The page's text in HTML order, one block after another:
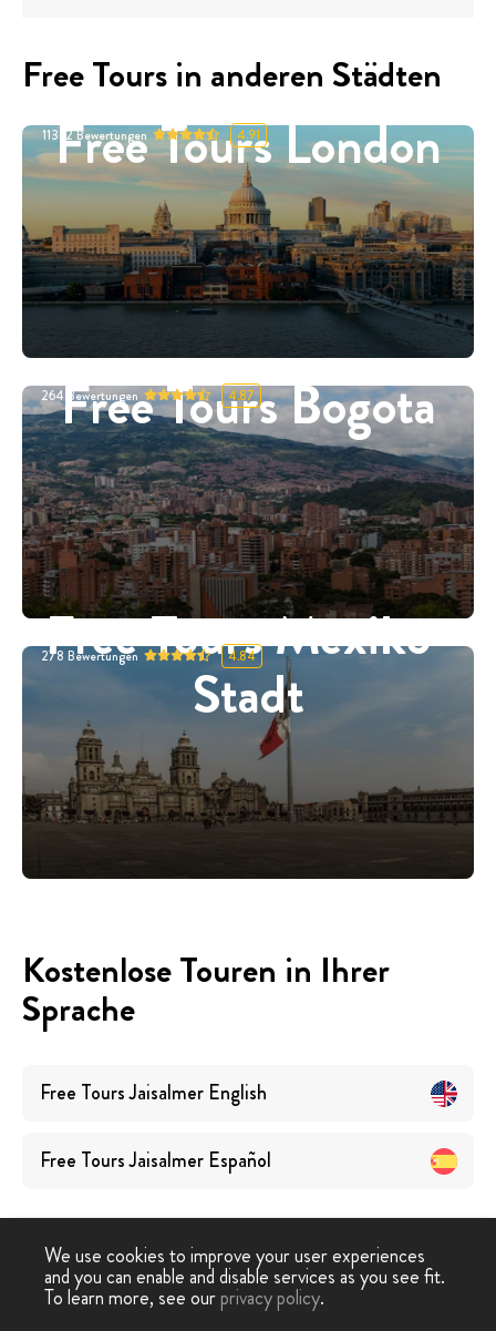
Free Tours in anderen Städten
Free Tours London
11332Bewertungen 4.91
Free Tours Bogota
264 Bewertungen 4.87
Free Tours Mexiko-
Stadt
278 Bewertungen 4.84
Kostenlose Touren in Ihrer
Sprache
Free ToursJaisalmer English
Free ToursJaisalmer Español
Free Walking Tour › Jaisalmer
We use cookies to improve your user experiences
and you can enable and disable services as you see fit.
To learn more, see ourprivacy policy.